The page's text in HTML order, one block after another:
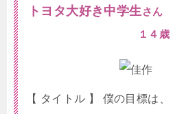
トヨタ大好き中学生さん
１４歳
【 タイトル 】 僕の目標は